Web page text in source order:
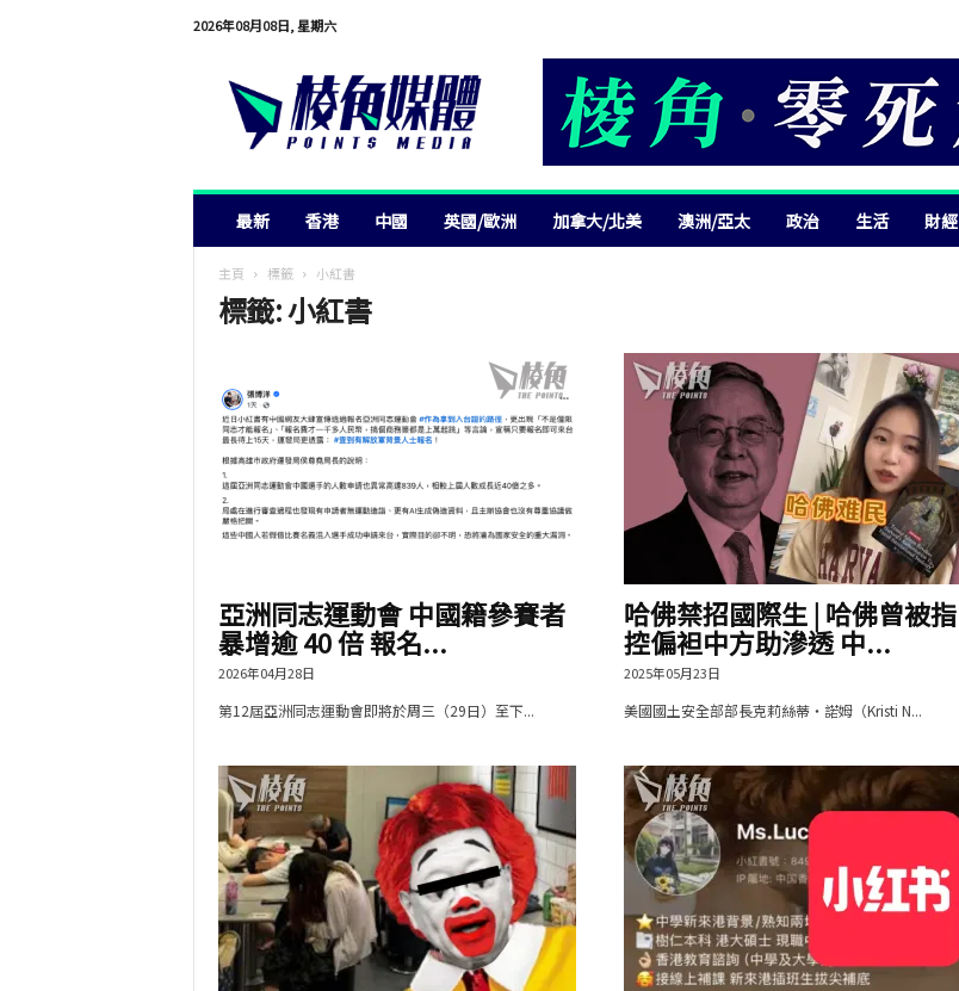
2026年08月08日, 星期六
最新 香港 中國 英國/歐洲 加拿大/北美 澳洲/亞太 政治 生活 財經
主頁 標籤 小紅書
標籤: 小紅書
亞洲同志運動會 中國籍參賽者
暴增逾 40 倍 報名...
2026年04月28日
第12屆亞洲同志運動會即將於周三（29日）至下...
哈佛禁招國際生 | 哈佛曾被指
控偏袒中方助滲透 中...
2025年05月23日
美國國土安全部部長克莉絲蒂・諾姆（Kristi N...